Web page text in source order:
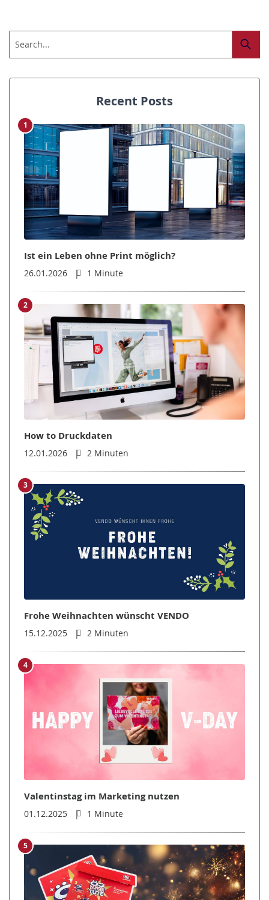
Recent Posts
1
Ist ein Leben ohne Print möglich?
26.01.2026 1 Minute
2
How to Druckdaten
12.01.2026 2 Minuten
3
Frohe Weihnachten wünscht VENDO
15.12.2025 2 Minuten
4
Valentinstag im Marketing nutzen
01.12.2025 1 Minute
5